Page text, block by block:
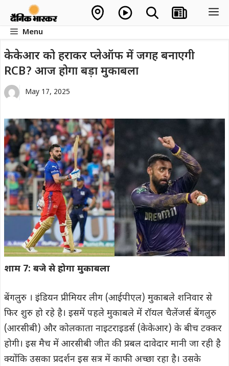
contentMenu
केकेआर को हराकर प्लेऑफ में जगह बनाएगी
RCB? आज होगा बड़ा मुकाबला
May 17, 2025
शाम 7: बजे से होगा मुकाबला
बेंगलुरु । इंडियन प्रीमियर लीग (आईपीएल) मुकाबले शनिवार से
फिर शुरु हो रहे है। इसमें पहले मुकाबले में रॉयल चैलेंजर्स बेंगलुरु
(आरसीबी) और कोलकाता नाइटराइडर्स (केकेआर) के बीच टक्कर
होगी। इस मैच में आरसीबी जीत की प्रबल दावेदार मानी जा रही है
क्योंकि उसका प्रदर्शन इस सत्र में काफी अच्छा रहा है। उसके